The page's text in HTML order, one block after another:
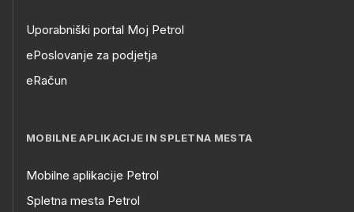
Uporabniški portal Moj Petrol
ePoslovanje za podjetja
eRačun
MOBILNE APLIKACIJE IN SPLETNA MESTA
Mobilne aplikacije Petrol
Spletna mesta Petrol